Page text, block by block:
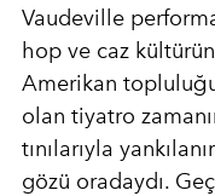
Vaudeville
hop ve caz
Amerikan
olan tiyatro
tınılarıyla
gözü oradaydı.